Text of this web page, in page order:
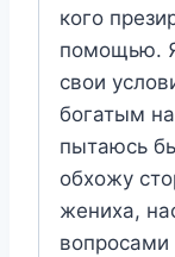
кого
помощью.
свои
богатым
пытаюсь
обхожу
жениха,